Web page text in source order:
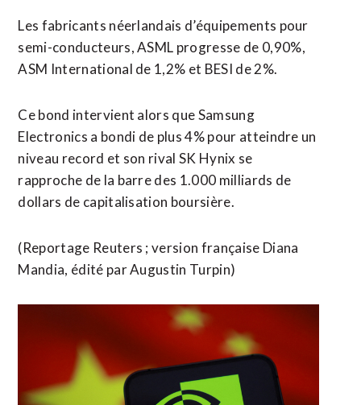
Les fabricants néerlandais d’équipements pour
semi-conducteurs, ASML progresse de 0,90%,
ASM International de 1,2% et BESI de 2%.
Ce bond intervient alors que Samsung
Electronics a bondi de plus 4% pour atteindre un
niveau ​record et son rival SK Hynix se
rapproche de la barre des 1.000 milliards de
dollars de ​capitalisation boursière.
(Reportage Reuters ; version française Diana
Mandia, édité par Augustin Turpin)